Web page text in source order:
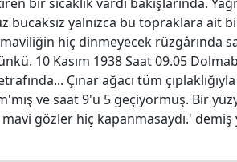
yalnızca bu topraklara ait
hiç dinmeyecek rüzgârında
10 Kasım 1938 Saat 09.05
Çınar ağacı tüm
ve saat 9'u 5 geçiyormuş. Bir
gözler hiç kapanmasaydı.' demiş